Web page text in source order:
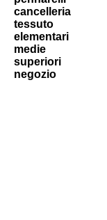
cancelleria
tessuto
elementari
medie
superiori
negozio